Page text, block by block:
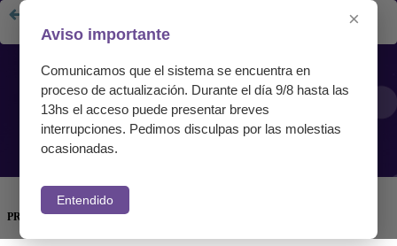
×
Aviso importante
Comunicamos que el sistema se encuentra en
proceso de actualización. Durante el día 9/8 hasta las
13hs el acceso puede presentar breves
interrupciones. Pedimos disculpas por las molestias
ocasionadas.
Entendido
Hemangioma capilar en el hallux: presentación de un caso